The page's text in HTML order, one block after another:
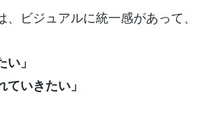
ビジュアルに統一感があって、
」
ていきたい」